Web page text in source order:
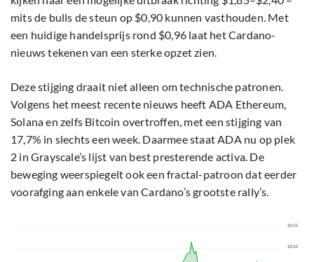
mits de bulls de steun op $0,90 kunnen vasthouden. Met
een huidige handelsprijs rond $0,96 laat het Cardano-
nieuws tekenen van een sterke opzet zien.
Deze stijging draait niet alleen om technische patronen.
Volgens het meest recente nieuws heeft ADA Ethereum,
Solana en zelfs Bitcoin overtroffen, met een stijging van
17,7% in slechts een week. Daarmee staat ADA nu op plek
2 in Grayscale’s lijst van best presterende activa. De
beweging weerspiegelt ook een fractal-patroon dat eerder
voorafging aan enkele van Cardano’s grootste rally’s.